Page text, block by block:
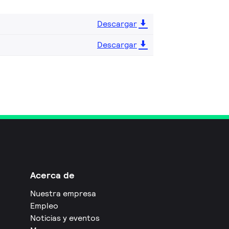
Descargar
Descargar
Acerca de
Nuestra empresa
Empleo
Noticias y eventos